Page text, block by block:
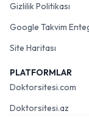
Gizlilik Politikası
Google Takvim
Site Haritası
PLATFORMLAR
Doktorsitesi.com
Doktorsitesi.az